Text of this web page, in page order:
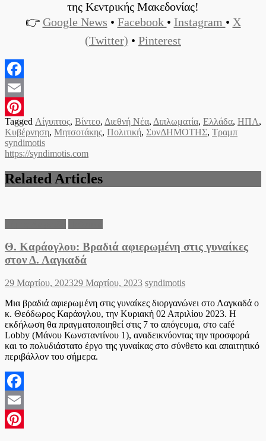
της Κεντρικής Μακεδονίας!
👉 Google News • Facebook • Instagram • X
(Twitter) • Pinterest
Facebook
Email
Pinterest
Tagged Αίγυπτος, Βίντεο, Διεθνή Νέα, Διπλωματία, Ελλάδα, ΗΠΑ,
Κυβέρνηση, Μητσοτάκης, Πολιτική, ΣυνΔΗΜΟΤΗΣ, Τραμπ
syndimotis
https://syndimotis.com
Related Articles
Θ. Καράογλου: Βραδιά αφιερωμένη στις γυναίκες
στον Δ. Λαγκαδά
Posted
29 Μαρτίου, 202329 Μαρτίου, 2023 Author
syndimotis
Μια βραδιά αφιερωμένη στις γυναίκες διοργανώνει στο Λαγκαδά ο
κ. Θεόδωρος Καράογλου, την Κυριακή 02 Απριλίου 2023. Η
εκδήλωση θα πραγματοποιηθεί στις 7 το απόγευμα, στο café
Lobby (Μάνου Κωνσταντίνου 1), αναδεικνύοντας την προσφορά
και το πολυδιάστατο έργο της γυναίκας στο σύνθετο και απαιτητικό
περιβάλλον του σήμερα.
Facebook
Email